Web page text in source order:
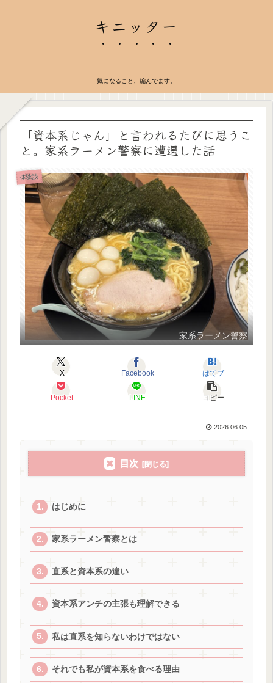
キニッター
気になること、編んでます。
「資本系じゃん」と言われるたびに思うこ
と。家系ラーメン警察に遭遇した話
体験談
家系ラーメン警察
X Facebook はてブ
Pocket LINE コピー
2026.06.05
目次
はじめに
家系ラーメン警察とは
直系と資本系の違い
資本系アンチの主張も理解できる
私は直系を知らないわけではない
それでも私が資本系を食べる理由